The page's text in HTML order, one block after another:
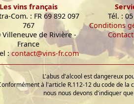
Les vins français
Com. : FR 69 892 097
767
Villeneuve de Rivière -
France
:contact@vins-fr.com
Tél. :
Conditions
Contact
L'abus d'alcool est dangereux
à l'article R.112-12 du code de la
nous nous devons d'indiquer